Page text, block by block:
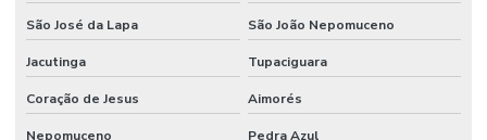
São José da Lapa São João Nepomuceno
Jacutinga Tupaciguara
Coração de Jesus Aimorés
Nepomuceno Pedra Azul